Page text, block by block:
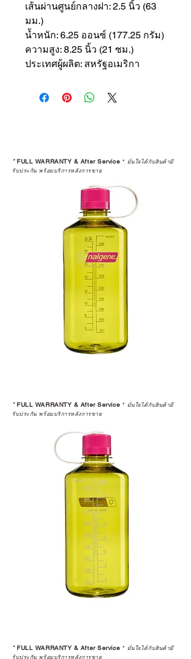
เส้นผ่านศูนย์กลางฝา: 2.5 นิ้ว (63
มม.)
น้ำหนัก: 6.25 ออนซ์ (177.25 กรัม)
ความสูง: 8.25 นิ้ว (21 ซม.)
ประเทศผู้ผลิต: สหรัฐอเมริกา
*FULL WARRANTY & After Service * มั่นใจได้กับสินค้ามี
รับประกัน พร้อมบริการหลังการขาย
*FULL WARRANTY & After Service * มั่นใจได้กับสินค้ามี
รับประกัน พร้อมบริการหลังการขาย
*FULL WARRANTY & After Service * มั่นใจได้กับสินค้ามี
รับประกัน พร้อมบริการหลังการขาย